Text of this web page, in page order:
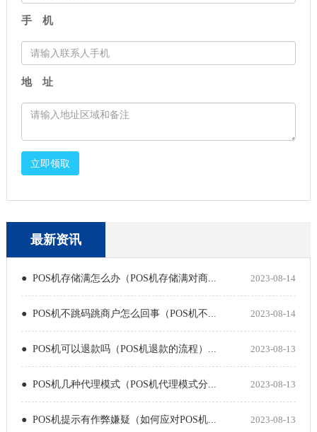
手 机
地 址
立即领取
最新资讯
● POS机存储满怎么办（POS机存储满对商... 2023-08-14
● POS机不跳码跳商户怎么回事（POS机不... 2023-08-14
● POS机可以退款吗（POS机退款的流程）... 2023-08-13
● POS机几种代理模式（POS机代理模式分... 2023-08-13
● POS机提示有作弊嫌疑（如何应对POS机... 2023-08-13